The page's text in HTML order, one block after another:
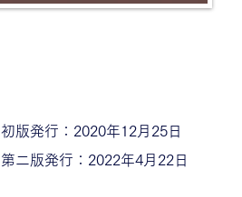
初版発行：2020年12月25日
第二版発行：2022年4月22日